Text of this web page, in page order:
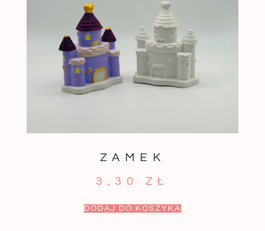
ZAMEK
3,30 ZŁ
DODAJ DO KOSZYKA